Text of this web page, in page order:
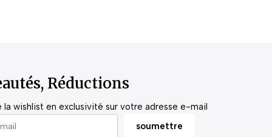
Réductions
wishlist en exclusivité sur votre adresse e-mail